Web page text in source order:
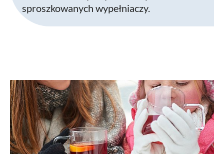
sproszkowanych wypełniaczy.